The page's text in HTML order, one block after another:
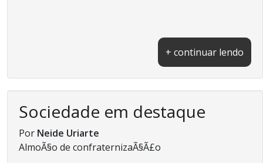
+ continuar lendo
Sociedade em destaque
Por Neide Uriarte
AlmoÃ§o de confraternizaÃ§Ã£o